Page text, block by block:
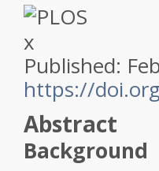
x
Published:
https://
Abstract
Background